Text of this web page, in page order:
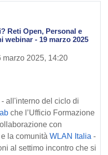
Reti Open, Personal e
webinar - 19 marzo 2025
marzo 2025, 14:20
all'interno del ciclo di
che l’Ufficio Formazione
con
e la comunità WLAN Italia -
al settimo incontro che si